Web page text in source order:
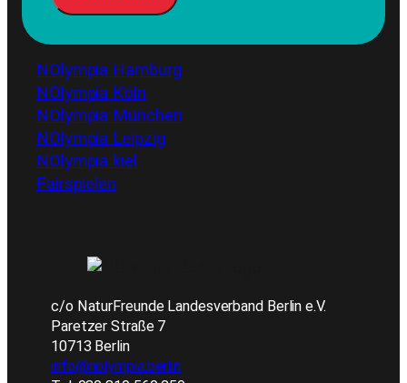
NOlympia Hamburg
NOlympia Köln
NOlympia München
NOlympia Leipzig
NOlympia kiel
Fairspielen
c/o NaturFreunde Landesverband Berlin e.V.
Paretzer Straße 7
10713 Berlin
info@nolympia.berlin